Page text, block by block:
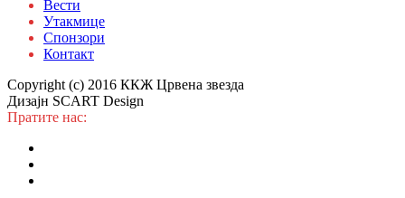
Вести
Утакмице
Спонзори
Контакт
Copyright (c) 2016 ККЖ Црвена звезда
Дизајн SCART Design
Пратите нас: